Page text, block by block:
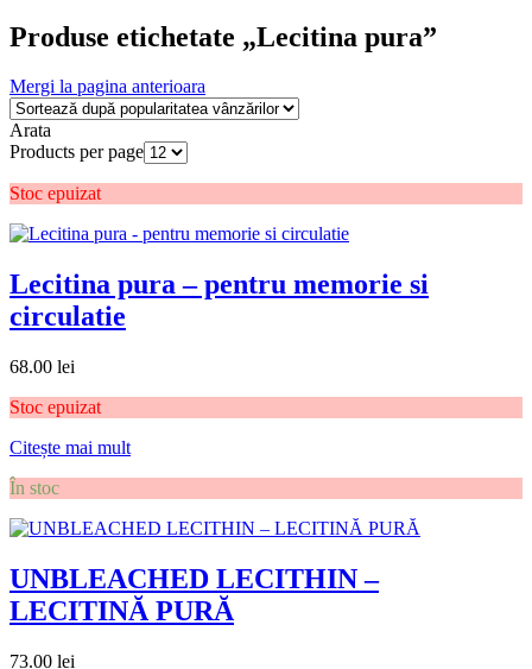
Produse etichetate „Lecitina pura”
Mergi la pagina anterioara
Arata
Products per page
Stoc epuizat
Lecitina pura – pentru memorie si
circulatie
68.00 lei
Stoc epuizat
Citește mai mult
În stoc
UNBLEACHED LECITHIN –
LECITINĂ PURĂ
73.00 lei